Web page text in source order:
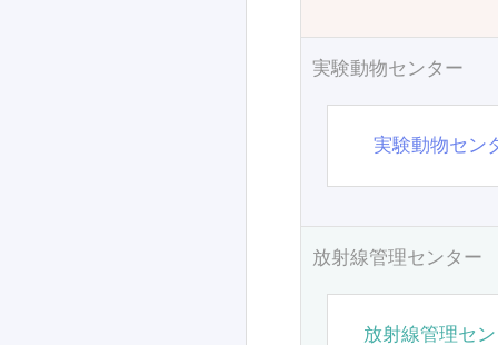
実験動物センター
実験動物セン
放射線管理センター
放射線管理セ